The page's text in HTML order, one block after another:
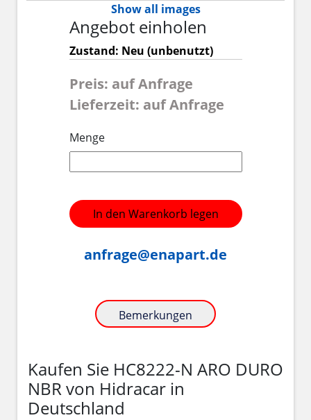
Show all images
Angebot einholen
Zustand: Neu (unbenutzt)
Preis: auf Anfrage
Lieferzeit: auf Anfrage
Menge
In den Warenkorb legen
anfrage@enapart.de
Bemerkungen
Kaufen Sie HC8222-N ARO DURO
NBR von Hidracar in
Deutschland